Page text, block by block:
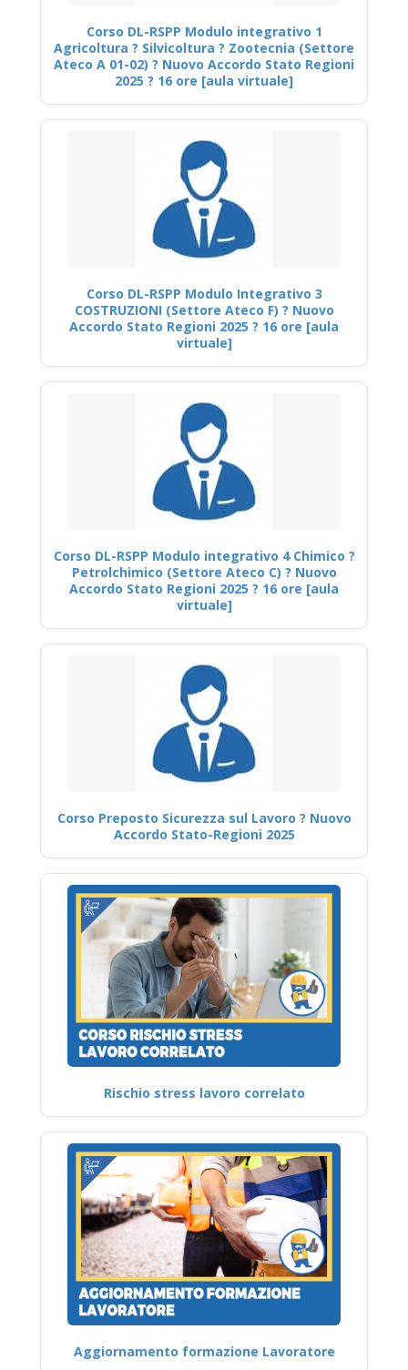
Corso DL-RSPP Modulo integrativo 1
Agricoltura ? Silvicoltura ? Zootecnia (Settore
Ateco A 01-02) ? Nuovo Accordo Stato Regioni
2025 ? 16 ore [aula virtuale]
Corso DL-RSPP Modulo Integrativo 3
COSTRUZIONI (Settore Ateco F) ? Nuovo
Accordo Stato Regioni 2025 ? 16 ore [aula
virtuale]
Corso DL-RSPP Modulo integrativo 4 Chimico ?
Petrolchimico (Settore Ateco C) ? Nuovo
Accordo Stato Regioni 2025 ? 16 ore [aula
virtuale]
Corso Preposto Sicurezza sul Lavoro ? Nuovo
Accordo Stato-Regioni 2025
Rischio stress lavoro correlato
Aggiornamento formazione Lavoratore